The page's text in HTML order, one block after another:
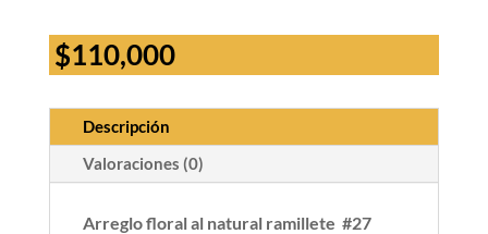
$110,000
Descripción
Valoraciones (0)
Arreglo floral al natural ramillete #27